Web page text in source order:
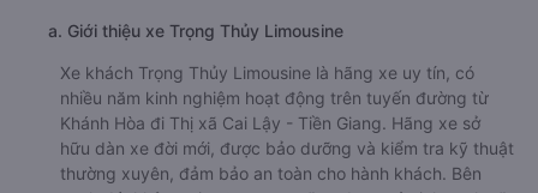
a. Giới thiệu xe Trọng Thủy Limousine
Xe khách Trọng Thủy Limousine là hãng xe uy tín, có
nhiều năm kinh nghiệm hoạt động trên tuyến đường từ
Khánh Hòa đi Thị xã Cai Lậy - Tiền Giang. Hãng xe sở
hữu dàn xe đời mới, được bảo dưỡng và kiểm tra kỹ thuật
thường xuyên, đảm bảo an toàn cho hành khách. Bên